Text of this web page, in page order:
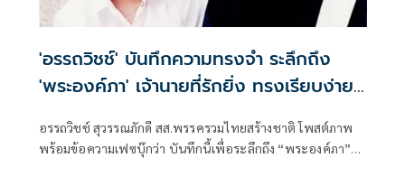
'อรรถวิชช์' บันทึกความทรงจำ ระลึกถึง
'พระองค์ภา' เจ้านายที่รักยิ่ง ทรงเรียบง่าย
อรรถวิชช์ สุวรรณภักดี สส.พรรครวมไทยสร้างชาติ โพสต์ภาพ
พร้อมข้อความเฟซบุ๊กว่า บันทึกนี้เพื่อระลึกถึง “พระองค์ภา”